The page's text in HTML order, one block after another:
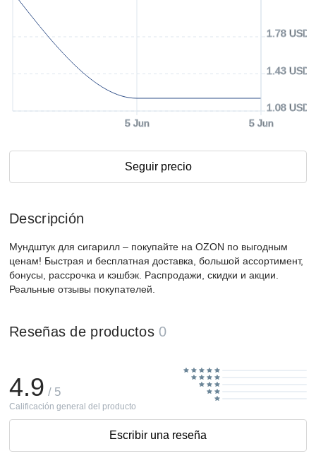
5 Jun 5 Jun
1.08 USD
1.43 USD
1.78 USD
Seguir precio
Descripción
Мундштук для сигарилл – покупайте на OZON по выгодным
ценам! Быстрая и бесплатная доставка, большой ассортимент,
бонусы, рассрочка и кэшбэк. Распродажи, скидки и акции.
Реальные отзывы покупателей.
Reseñas de productos 0
4.9 / 5
Calificación general del producto
Escribir una reseña